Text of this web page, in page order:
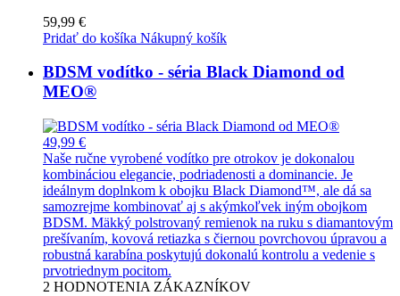
59,99 €
Pridať do košíka Nákupný košík
BDSM vodítko - séria Black Diamond od
MEO®
49,99 €
Naše ručne vyrobené vodítko pre otrokov je dokonalou
kombináciou elegancie, podriadenosti a dominancie. Je
ideálnym doplnkom k obojku Black Diamond™, ale dá sa
samozrejme kombinovať aj s akýmkoľvek iným obojkom
BDSM. Mäkký polstrovaný remienok na ruku s diamantovým
prešívaním, kovová retiazka s čiernou povrchovou úpravou a
robustná karabína poskytujú dokonalú kontrolu a vedenie s
prvotriednym pocitom.
2 HODNOTENIA ZÁKAZNÍKOV